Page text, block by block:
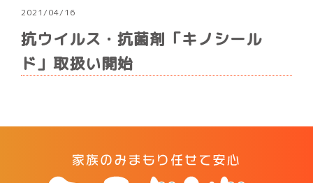
2021/04/16
抗ウイルス・抗菌剤「キノシール
ド」取扱い開始